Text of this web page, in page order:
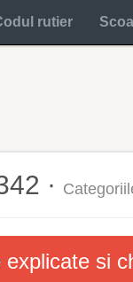
rutier
·
si